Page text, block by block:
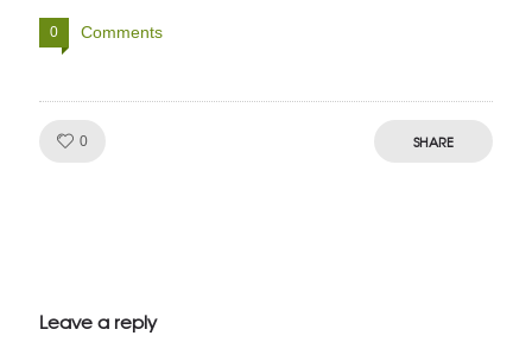
0 Comments
0 SHARE
Leave a reply